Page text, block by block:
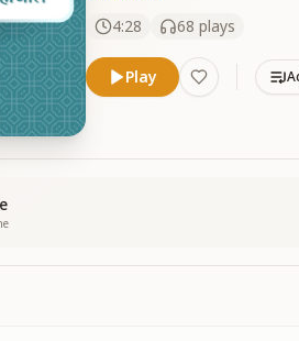
4:28
68 plays
Play